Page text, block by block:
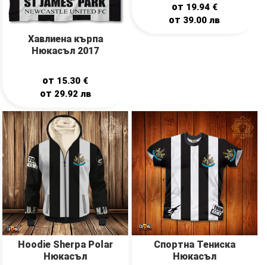
Хавлиена кърпа
Нюкасъл 2017
от 15.30 €
от 29.92 лв
от 19.94 €
от 39.00лв
Hoodie Sherpa Polar
Нюкасъл
Спортна Тениска
Нюкасъл